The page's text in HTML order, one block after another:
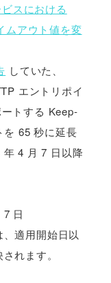
スにおける
ムアウト値を変
していた、
エントリポイ
トする Keep-
65 秒に延長
4 月 7 日以降
日
適用開始日以
れます。